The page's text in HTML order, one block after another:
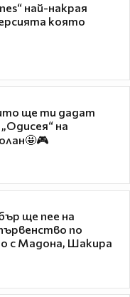
най-накрая
която
ще ти дадат
на
ще пее на
по
с Мадона, Шакира